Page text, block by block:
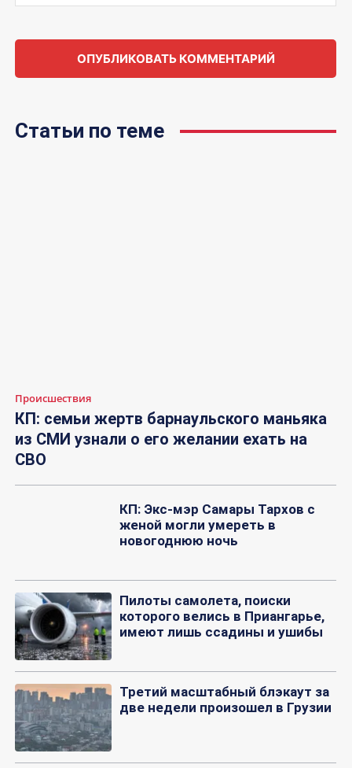
Статьи по теме
Происшествия
КП: семьи жертв барнаульского маньяка
из СМИ узнали о его желании ехать на
СВО
КП: Экс-мэр Самары Тархов с
женой могли умереть в
новогоднюю ночь
Пилоты самолета, поиски
которого велись в Приангарье,
имеют лишь ссадины и ушибы
Третий масштабный блэкаут за
две недели произошел в Грузии